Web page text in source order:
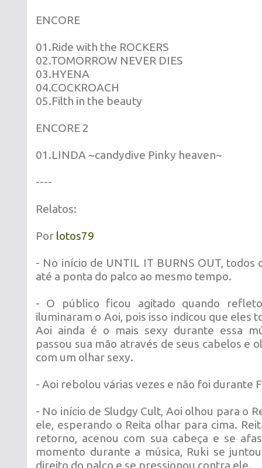
ENCORE
01.Ride with the ROCKERS
02.TOMORROW NEVER DIES
03.HYENA
04.COCKROACH
05.Filth in the beauty
ENCORE 2
01.LINDA ~candydive Pinky heaven~
----
Relatos:
Por lotos79
- No início de UNTIL IT BURNS OUT,
até a ponta do palco ao mesmo tempo.
- O público ficou agitado quando
iluminaram o Aoi, pois isso indicou que eles
Aoi ainda é o mais sexy durante essa
passou sua mão através de seus cabelos e
com um olhar sexy.
- Aoi rebolou várias vezes e não foi durante
- No início de Sludgy Cult, Aoi olhou para o
ele, esperando o Reita olhar para cima.
retorno, acenou com sua cabeça e se
momento durante a música, Ruki se
direito do palco e se pressionou contra ele.